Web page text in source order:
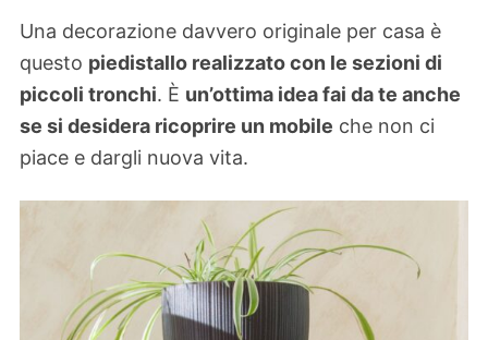
Una decorazione davvero originale per casa è
questo piedistallo realizzato con le sezioni di
piccoli tronchi. È un’ottima idea fai da te anche
se si desidera ricoprire un mobile che non ci
piace e dargli nuova vita.